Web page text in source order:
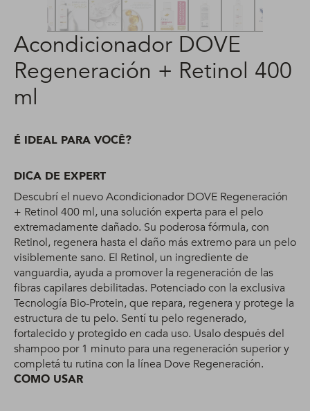
Acondicionador DOVE
Regeneración + Retinol 400
ml
É IDEAL PARA VOCÊ?
DICA DE EXPERT
Descubrí el nuevo Acondicionador DOVE Regeneración
+ Retinol 400 ml, una solución experta para el pelo
extremadamente dañado. Su poderosa fórmula, con
Retinol, regenera hasta el daño más extremo para un pelo
visiblemente sano. El Retinol, un ingrediente de
vanguardia, ayuda a promover la regeneración de las
fibras capilares debilitadas. Potenciado con la exclusiva
Tecnología Bio-Protein, que repara, regenera y protege la
estructura de tu pelo. Sentí tu pelo regenerado,
fortalecido y protegido en cada uso. Usalo después del
shampoo por 1 minuto para una regeneración superior y
completá tu rutina con la línea Dove Regeneración.
COMO USAR